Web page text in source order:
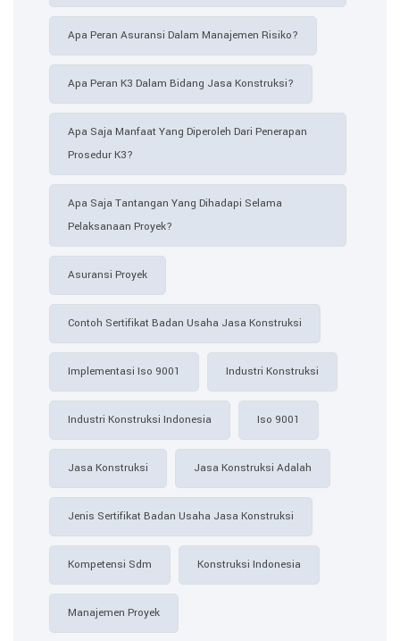
Apa Peran Asuransi Dalam Manajemen Risiko?
Apa Peran K3 Dalam Bidang Jasa Konstruksi?
Apa Saja Manfaat Yang Diperoleh Dari Penerapan
Prosedur K3?
Apa Saja Tantangan Yang Dihadapi Selama
Pelaksanaan Proyek?
Asuransi Proyek
Contoh Sertifikat Badan Usaha Jasa Konstruksi​
Implementasi Iso 9001 Industri Konstruksi
Industri Konstruksi Indonesia Iso 9001
Jasa Konstruksi Jasa Konstruksi Adalah
Jenis Sertifikat Badan Usaha Jasa Konstruksi
Kompetensi Sdm Konstruksi Indonesia
Manajemen Proyek